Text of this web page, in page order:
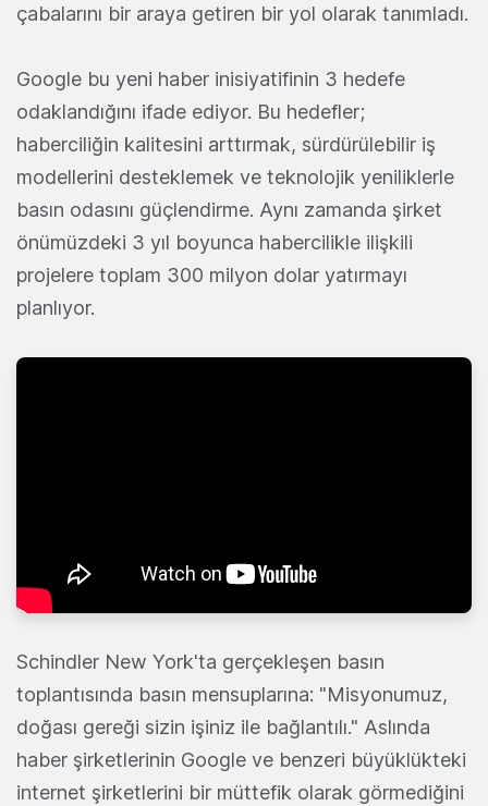
çabalarını bir araya getiren bir yol olarak tanımladı.
Google bu yeni haber inisiyatifinin 3 hedefe
odaklandığını ifade ediyor. Bu hedefler;
haberciliğin kalitesini arttırmak, sürdürülebilir iş
modellerini desteklemek ve teknolojik yeniliklerle
basın odasını güçlendirme. Aynı zamanda şirket
önümüzdeki 3 yıl boyunca habercilikle ilişkili
projelere toplam 300 milyon dolar yatırmayı
planlıyor.
Schindler New York'ta gerçekleşen basın
toplantısında basın mensuplarına: "Misyonumuz,
doğası gereği sizin işiniz ile bağlantılı." Aslında
haber şirketlerinin Google ve benzeri büyüklükteki
internet şirketlerini bir müttefik olarak görmediğini